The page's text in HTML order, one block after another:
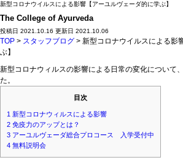
新型コロナウイルスによる影響【アーユルヴェーダ的に学ぶ】
The College of Ayurveda
投稿日 2021.10.16 更新日 2021.10.06
TOP > スタッフブログ > 新型コロナウイルスによる影
ぶ】
新型コロナウィルスの影響による日常の変化について
た。
目次
1 新型コロナウィルスによる影響
2 免疫力のアップとは？
3 アーユルヴェーダ総合プロコース 入学受付中
4 無料説明会